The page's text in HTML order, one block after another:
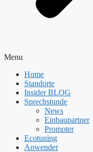
Menu
Home
Standorte
Insider BLOG
Sprechstunde
News
Einbaupartner
Promoter
Ecotuning
Anwender